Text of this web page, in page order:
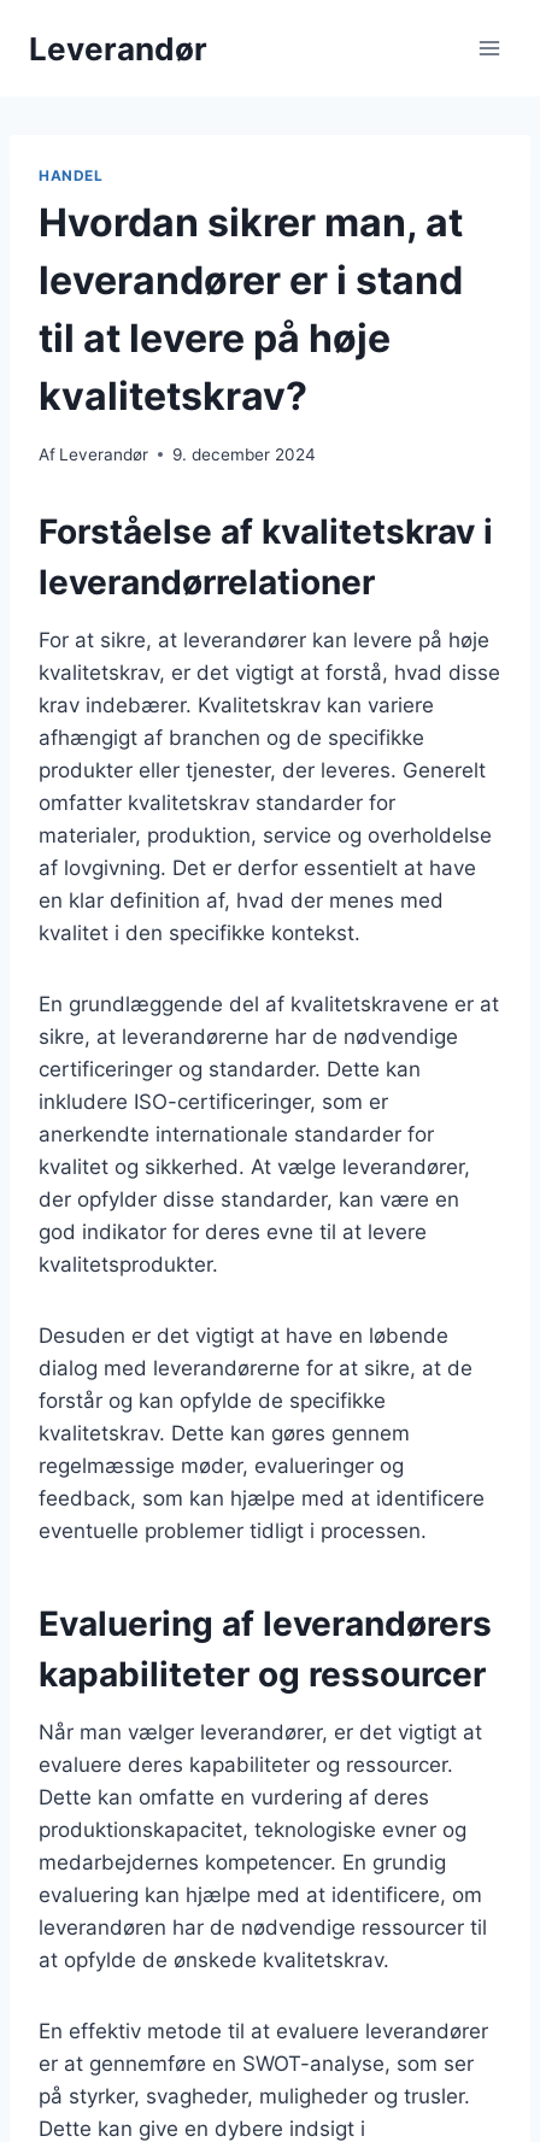
Leverandør
HANDEL
Hvordan sikrer man, at
leverandører er i stand
til at levere på høje
kvalitetskrav?
Af Leverandør 9. december 2024
Forståelse af kvalitetskrav i
leverandørrelationer
For at sikre, at leverandører kan levere på høje
kvalitetskrav, er det vigtigt at forstå, hvad disse
krav indebærer. Kvalitetskrav kan variere
afhængigt af branchen og de specifikke
produkter eller tjenester, der leveres. Generelt
omfatter kvalitetskrav standarder for
materialer, produktion, service og overholdelse
af lovgivning. Det er derfor essentielt at have
en klar definition af, hvad der menes med
kvalitet i den specifikke kontekst.
En grundlæggende del af kvalitetskravene er at
sikre, at leverandørerne har de nødvendige
certificeringer og standarder. Dette kan
inkludere ISO-certificeringer, som er
anerkendte internationale standarder for
kvalitet og sikkerhed. At vælge leverandører,
der opfylder disse standarder, kan være en
god indikator for deres evne til at levere
kvalitetsprodukter.
Desuden er det vigtigt at have en løbende
dialog med leverandørerne for at sikre, at de
forstår og kan opfylde de specifikke
kvalitetskrav. Dette kan gøres gennem
regelmæssige møder, evalueringer og
feedback, som kan hjælpe med at identificere
eventuelle problemer tidligt i processen.
Evaluering af leverandørers
kapabiliteter og ressourcer
Når man vælger leverandører, er det vigtigt at
evaluere deres kapabiliteter og ressourcer.
Dette kan omfatte en vurdering af deres
produktionskapacitet, teknologiske evner og
medarbejdernes kompetencer. En grundig
evaluering kan hjælpe med at identificere, om
leverandøren har de nødvendige ressourcer til
at opfylde de ønskede kvalitetskrav.
En effektiv metode til at evaluere leverandører
er at gennemføre en SWOT-analyse, som ser
på styrker, svagheder, muligheder og trusler.
Dette kan give en dybere indsigt i